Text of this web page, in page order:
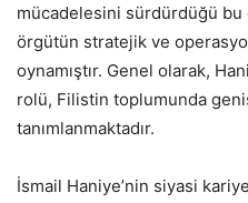
mücadelesini sürdürdüğü bu
örgütün stratejik ve
oynamıştır. Genel olarak,
rolü, Filistin toplumunda
tanımlanmaktadır.
İsmail Haniye’nin siyasi